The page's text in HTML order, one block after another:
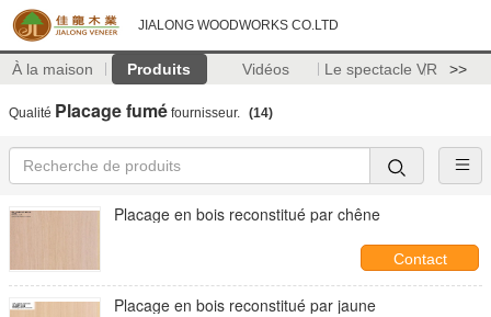
JIALONG WOODWORKS CO.LTD
À la maison Produits Vidéos Le spectacle VR >>
Qualité Placage fumé fournisseur. (14)
Placage en bois reconstitué par chêne
Contact
Placage en bois reconstitué par jaune